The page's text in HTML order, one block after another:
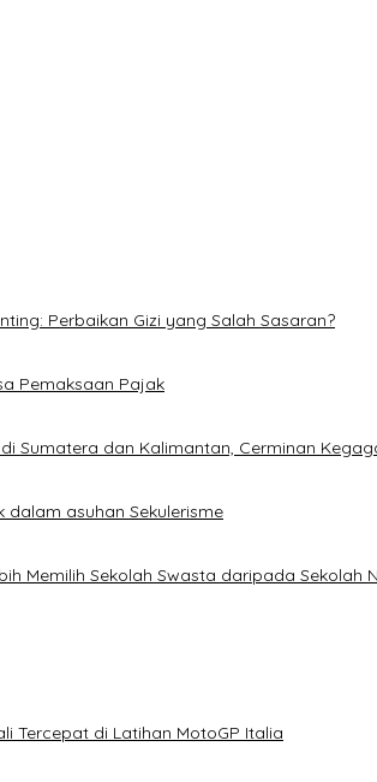
Perbaikan Gizi yang Salah Sasaran?
Pemaksaan Pajak
Sumatera dan Kalimantan, Cerminan
dalam asuhan Sekulerisme
Memilih Sekolah Swasta daripada Sekolah
Tercepat di Latihan MotoGP Italia